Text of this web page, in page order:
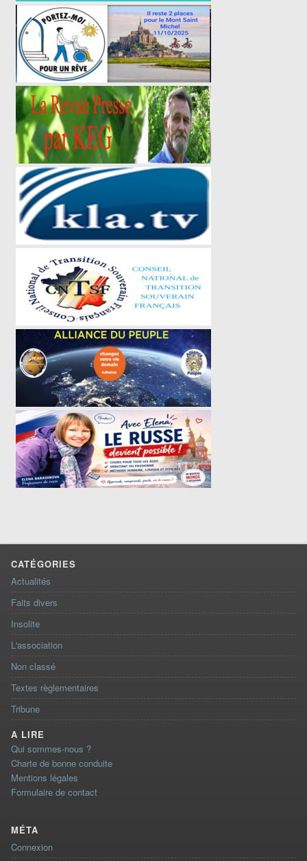
CATÉGORIES
Actualités
Faits divers
Insolite
L'association
Non classé
Textes règlementaires
Tribune
A LIRE
Qui sommes-nous ?
Charte de bonne conduite
Mentions légales
Formulaire de contact
MÉTA
Connexion